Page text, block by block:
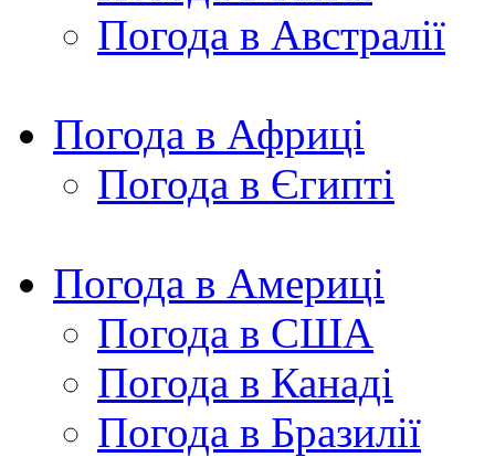
Погода в Австралії
Погода в Африці
Погода в Єгипті
Погода в Америці
Погода в США
Погода в Канаді
Погода в Бразилії